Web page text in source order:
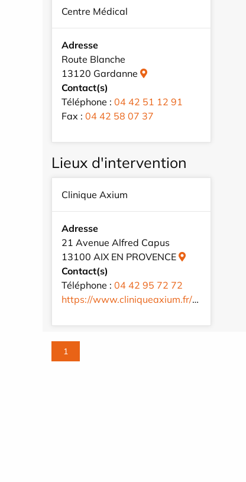
Centre Médical
Adresse
Route Blanche
13120 Gardanne
Contact(s)
Téléphone : 04 42 51 12 91
Fax : 04 42 58 07 37
Lieux d'intervention
Clinique Axium
Adresse
21 Avenue Alfred Capus
13100 AIX EN PROVENCE
Contact(s)
Téléphone : 04 42 95 72 72
https://www.cliniqueaxium.fr/fr/
1